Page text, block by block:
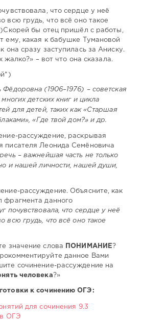
что сердце у неё
всю грудь, что всё оно такое
бы отец пришёл с работы,
ему, какая к бабушке Тумановой
она сразу заступилась за Аниску.
– вот что она сказала.
(1906–1976) – советская
детских книг и цикла
для детей, таких как «Старшая
«Где твой дом?» и др.
рассуждение, раскрывая
писателя Леонида Семёновича
– важнейшая часть не только
и нашей личности, нашей души,
рассуждение. Объясните, как
фрагмента данного
почувствовала, что сердце у неё
всю грудь, что всё оно такое
значение слова ПОНИМАНИЕ ?
данное Вами
сочинение-рассуждение на
человека ?»
к сочинению ОГЭ:
для сочинения 9.3
ОГЭ